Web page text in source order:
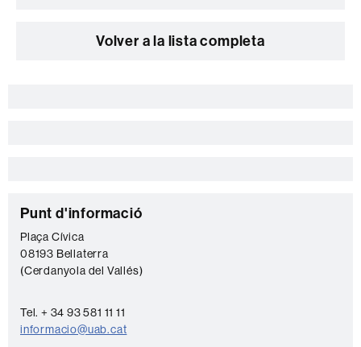
Volver a la lista completa
C
o
n
t
a
c
Punt d'informació
Plaça Cívica
08193 Bellaterra
(Cerdanyola del Vallés)
Tel. + 34 93 581 11 11
informacio@uab.cat